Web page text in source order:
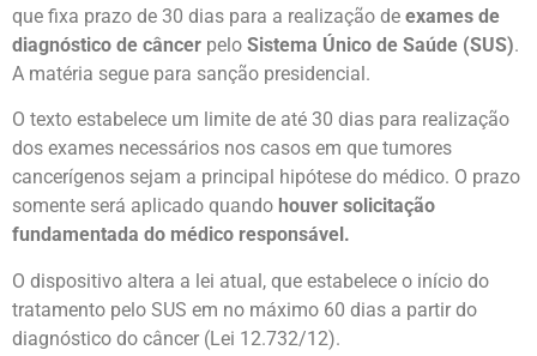
que fixa prazo de 30 dias para a realização de exames de
diagnóstico de câncer pelo Sistema Único de Saúde (SUS).
A matéria segue para sanção presidencial.
O texto estabelece um limite de até 30 dias para realização
dos exames necessários nos casos em que tumores
cancerígenos sejam a principal hipótese do médico. O prazo
somente será aplicado quando houver solicitação
fundamentada do médico responsável.
O dispositivo altera a lei atual, que estabelece o início do
tratamento pelo SUS em no máximo 60 dias a partir do
diagnóstico do câncer (Lei 12.732/12).